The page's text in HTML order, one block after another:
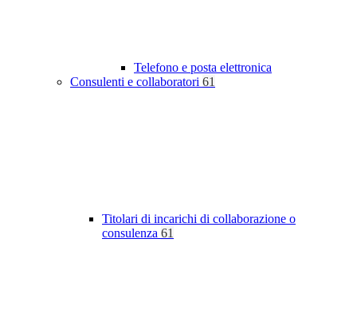
Telefono e posta elettronica
Consulenti e collaboratori 61
Titolari di incarichi di collaborazione o
consulenza 61